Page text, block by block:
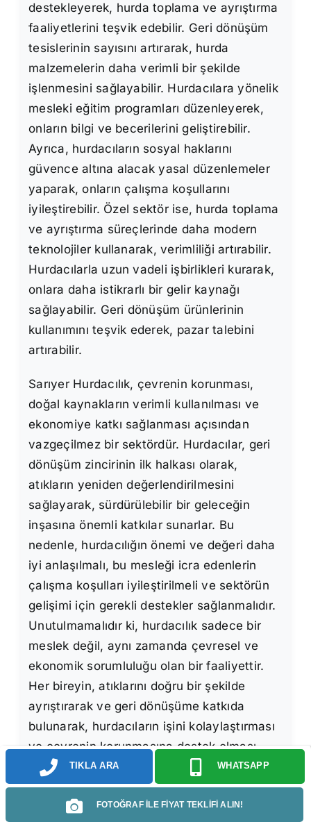
destekleyerek, hurda toplama ve ayrıştırma
faaliyetlerini teşvik edebilir. Geri dönüşüm
tesislerinin sayısını artırarak, hurda
malzemelerin daha verimli bir şekilde
işlenmesini sağlayabilir. Hurdacılara yönelik
mesleki eğitim programları düzenleyerek,
onların bilgi ve becerilerini geliştirebilir.
Ayrıca, hurdacıların sosyal haklarını
güvence altına alacak yasal düzenlemeler
yaparak, onların çalışma koşullarını
iyileştirebilir. Özel sektör ise, hurda toplama
ve ayrıştırma süreçlerinde daha modern
teknolojiler kullanarak, verimliliği artırabilir.
Hurdacılarla uzun vadeli işbirlikleri kurarak,
onlara daha istikrarlı bir gelir kaynağı
sağlayabilir. Geri dönüşüm ürünlerinin
kullanımını teşvik ederek, pazar talebini
artırabilir.
Sarıyer Hurdacılık, çevrenin korunması,
doğal kaynakların verimli kullanılması ve
ekonomiye katkı sağlanması açısından
vazgeçilmez bir sektördür. Hurdacılar, geri
dönüşüm zincirinin ilk halkası olarak,
atıkların yeniden değerlendirilmesini
sağlayarak, sürdürülebilir bir geleceğin
inşasına önemli katkılar sunarlar. Bu
nedenle, hurdacılığın önemi ve değeri daha
iyi anlaşılmalı, bu mesleği icra edenlerin
çalışma koşulları iyileştirilmeli ve sektörün
gelişimi için gerekli destekler sağlanmalıdır.
Unutulmamalıdır ki, hurdacılık sadece bir
meslek değil, aynı zamanda çevresel ve
ekonomik sorumluluğu olan bir faaliyettir.
Her bireyin, atıklarını doğru bir şekilde
ayrıştırarak ve geri dönüşüme katkıda
bulunarak, hurdacıların işini kolaylaştırması
ve çevrenin korunmasına destek olması
gerekmektedir.
TIKLA ARA WHATSAPP
FOTOĞRAF İLE FİYAT TEKLİFİ ALIN!